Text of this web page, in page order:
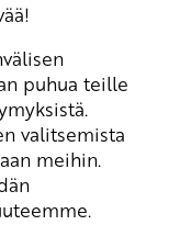
puhua teille
valitsemista
meihin.